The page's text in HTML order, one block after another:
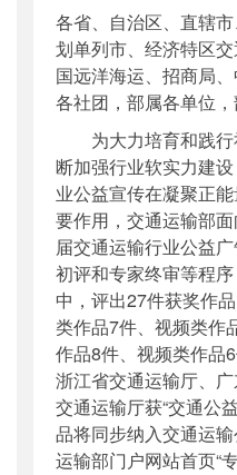
公开日期：2020年
主题词：
交通
机构分类：政策研究
公文类型：部办公厅
各省、自治区、直辖
划单列市、经济特区
国远洋海运、招商局
各社团，部属各单位
为大力培育和践行
断加强行业软实力建
业公益宣传在凝聚正
要作用，交通运输部
届交通运输行业公益
初评和专家终审等程
中，评出27件获奖作
类作品7件、视频类作
作品8件、视频类作品
浙江省交通运输厅、
交通运输厅获“交通公
品将同步纳入交通运
运输部门户网站首页“